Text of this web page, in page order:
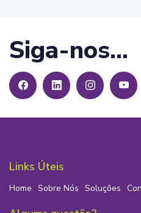
Siga-nos...
Links Úteis
Home Sobre Nós Soluções